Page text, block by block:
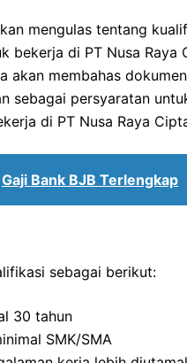
mengulas tentang
bekerja di PT Nusa Raya
akan membahas
sebagai persyaratan
di PT Nusa Raya
Gaji Bank BJB Terlengkap
sebagai berikut:
30 tahun
SMK/SMA